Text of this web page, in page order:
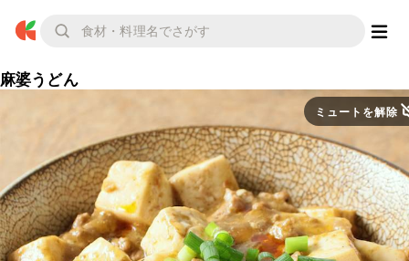
麻婆うどん
ミュートを解除